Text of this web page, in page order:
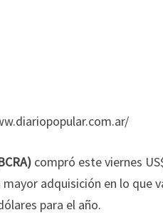
compró este viernes
adquisición en lo que
para el año.